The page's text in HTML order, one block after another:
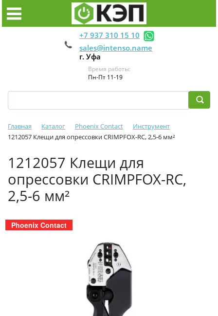
+7 937 310 15 10
sales@intenso.name
г. Уфа
Время работы:
Пн-Пт 11-19
Главная Каталог Phoenix Contact
Инструмент
1212057 Клещи для опрессовки CRIMPFOX-RC, 2,5-6 мм²
1212057 Клещи для
опрессовки CRIMPFOX-RC,
2,5-6 мм²
Phoenix Contact